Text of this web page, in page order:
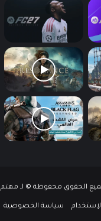
الحقوق محفوظة © لـ مهتم 2026
سياسة الخصوصية